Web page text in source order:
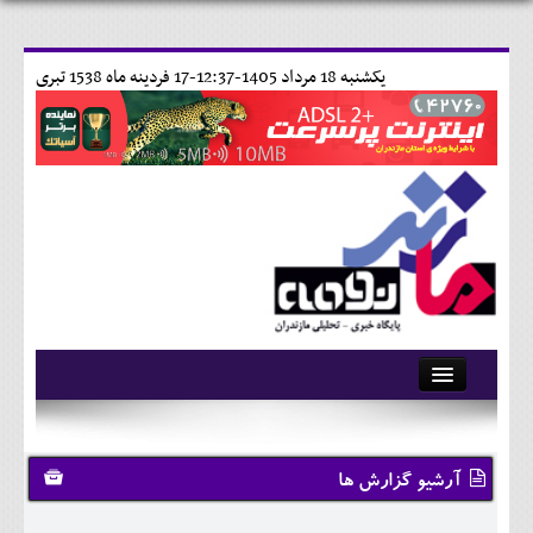
17 فردينه ماه 1538 تبری يکشنبه 18 مرداد 1405-12:37-
آرشیو
تماس با ما
وبلاگ
آرشیو گزارش ها